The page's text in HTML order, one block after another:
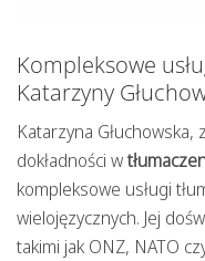
Kompleksowe
Katarzyny
Katarzyna
dokładności w
kompleksowe usługi
wielojęzycznych. Jej
takimi jak ONZ, NATO